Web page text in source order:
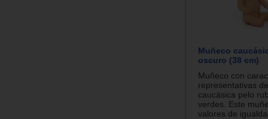
Muñeco
oscuro (38 cm)
Muñeco con
representativas
caucásica pelo
verdes. Este
valores de